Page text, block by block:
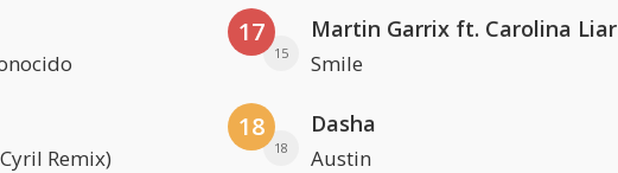
Remix)
17
15
Martin Garrix ft. Carolina Liar
Smile
18
18
Dasha
Austin